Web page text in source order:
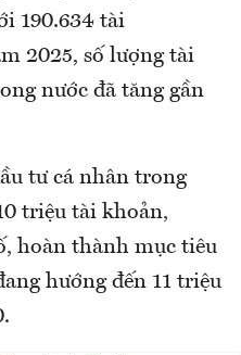
190.634 tài
2025, số lượng tài
nước đã tăng gần
tư cá nhân trong
triệu tài khoản,
hoàn thành mục tiêu
hướng đến 11 triệu